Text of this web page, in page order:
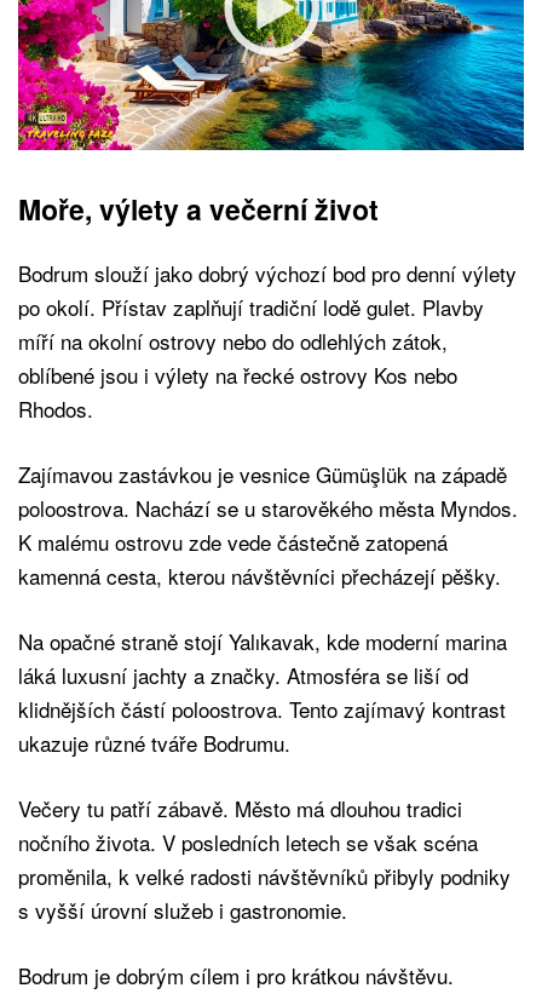
Moře, výlety a večerní život
Bodrum slouží jako dobrý výchozí bod pro denní výlety
po okolí. Přístav zaplňují tradiční lodě gulet. Plavby
míří na okolní ostrovy nebo do odlehlých zátok,
oblíbené jsou i výlety na řecké ostrovy Kos nebo
Rhodos.
Zajímavou zastávkou je vesnice Gümüşlük na západě
poloostrova. Nachází se u starověkého města Myndos.
K malému ostrovu zde vede částečně zatopená
kamenná cesta, kterou návštěvníci přecházejí pěšky.
Na opačné straně stojí Yalıkavak, kde moderní marina
láká luxusní jachty a značky. Atmosféra se liší od
klidnějších částí poloostrova. Tento zajímavý kontrast
ukazuje různé tváře Bodrumu.
Večery tu patří zábavě. Město má dlouhou tradici
nočního života. V posledních letech se však scéna
proměnila, k velké radosti návštěvníků přibyly podniky
s vyšší úrovní služeb i gastronomie.
Bodrum je dobrým cílem i pro krátkou návštěvu.